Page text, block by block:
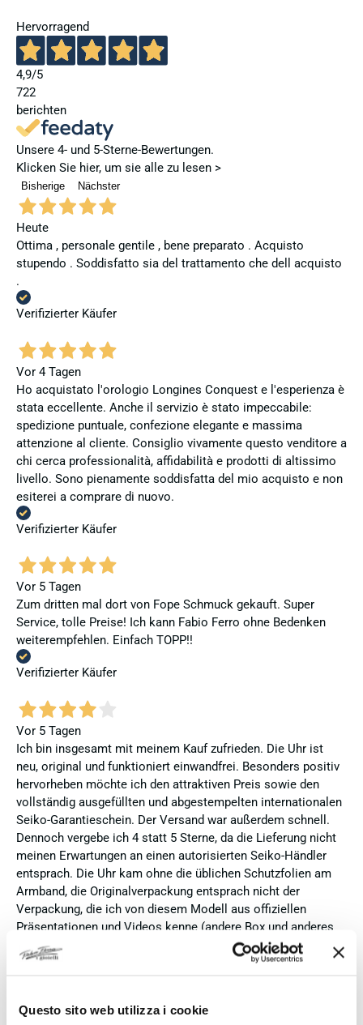
Questo sito web utilizza i cookie
Hervorragend
4,9/5
722
berichten
Unsere 4- und 5-Sterne-Bewertungen.
Klicken Sie hier, um sie alle zu lesen >
Bisherige Nächster
Heute
Ottima , personale gentile , bene preparato . Acquisto
stupendo . Soddisfatto sia del trattamento che dell acquisto
.
Verifizierter Käufer
Vor 4 Tagen
Ho acquistato l'orologio Longines Conquest e l'esperienza è
stata eccellente. Anche il servizio è stato impeccabile:
spedizione puntuale, confezione elegante e massima
attenzione al cliente. Consiglio vivamente questo venditore a
chi cerca professionalità, affidabilità e prodotti di altissimo
livello. Sono pienamente soddisfatta del mio acquisto e non
esiterei a comprare di nuovo.
Verifizierter Käufer
Vor 5 Tagen
Zum dritten mal dort von Fope Schmuck gekauft. Super
Service, tolle Preise! Ich kann Fabio Ferro ohne Bedenken
weiterempfehlen. Einfach TOPP!!
Verifizierter Käufer
Vor 5 Tagen
Ich bin insgesamt mit meinem Kauf zufrieden. Die Uhr ist
neu, original und funktioniert einwandfrei. Besonders positiv
hervorheben möchte ich den attraktiven Preis sowie den
vollständig ausgefüllten und abgestempelten internationalen
Seiko-Garantieschein. Der Versand war außerdem schnell.
Dennoch vergebe ich 4 statt 5 Sterne, da die Lieferung nicht
meinen Erwartungen an einen autorisierten Seiko-Händler
entsprach. Die Uhr kam ohne die üblichen Schutzfolien am
Armband, die Originalverpackung entsprach nicht der
Verpackung, die ich von diesem Modell aus offiziellen
Präsentationen und Videos kenne (andere Box und anderes
Uhrenkissen), und auch die Seiko-Hangtags mit
Modellinformationen fehlten. Die Uhr selbst ist in neuem
erwartet, dass sie mit der vollständigen Originalpräsentation